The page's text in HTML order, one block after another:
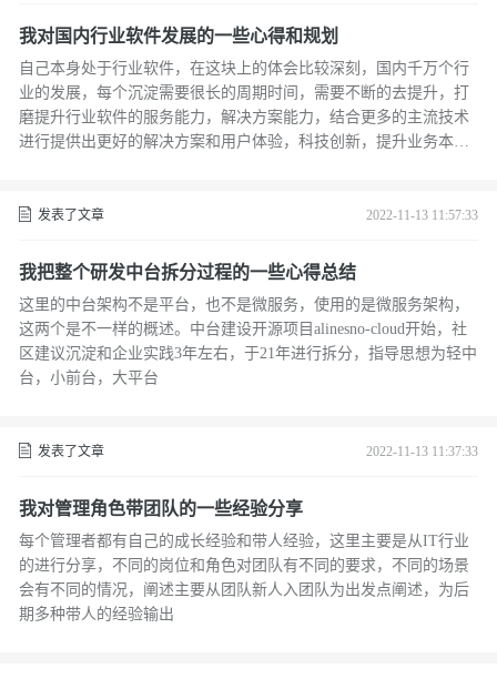
我对国内行业软件发展的一些心得和规划
自己本身处于行业软件，在这块上的体会比较深刻，国内千万个行
业的发展，每个沉淀需要很长的周期时间，需要不断的去提升，打
磨提升行业软件的服务能力，解决方案能力，结合更多的主流技术
进行提供出更好的解决方案和用户体验，科技创新，提升业务本身
发表了文章 2022-11-13 11:57:33
我把整个研发中台拆分过程的一些心得总结
这里的中台架构不是平台，也不是微服务，使用的是微服务架构，
这两个是不一样的概述。中台建设开源项目alinesno-cloud开始，社
区建议沉淀和企业实践3年左右，于21年进行拆分，指导思想为轻中
台，小前台，大平台
发表了文章 2022-11-13 11:37:33
我对管理角色带团队的一些经验分享
每个管理者都有自己的成长经验和带人经验，这里主要是从IT行业
的进行分享，不同的岗位和角色对团队有不同的要求，不同的场景
会有不同的情况，阐述主要从团队新人入团队为出发点阐述，为后
期多种带人的经验输出